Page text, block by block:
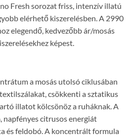
Fresh sorozat friss, intenzív illatú
elérhető kiszerelésben. A 2990
elegendő, kedvezőbb ár/mosás
képest.
a mosás utolsó ciklusában
csökkenti a sztatikus
illatot kölcsönöz a ruháknak. A
napfényes citrusos energiát
és feldobó. A koncentrált formula